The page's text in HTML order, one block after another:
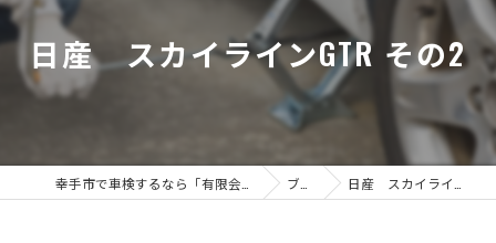
日産 スカイラインGTR その2
ブログ 日産 スカイラインGTR その2